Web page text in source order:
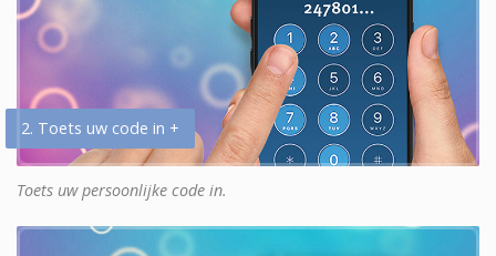
2. Toets uw code in +
Toets uw persoonlijke code in.